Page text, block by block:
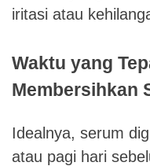
iritasi atau
Waktu yang
Membersihkan
Idealnya, serum
atau pagi hari